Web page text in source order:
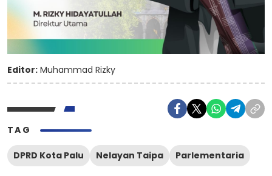
Editor: Muhammad Rizky
TAG
DPRD Kota Palu Nelayan Taipa Parlementaria